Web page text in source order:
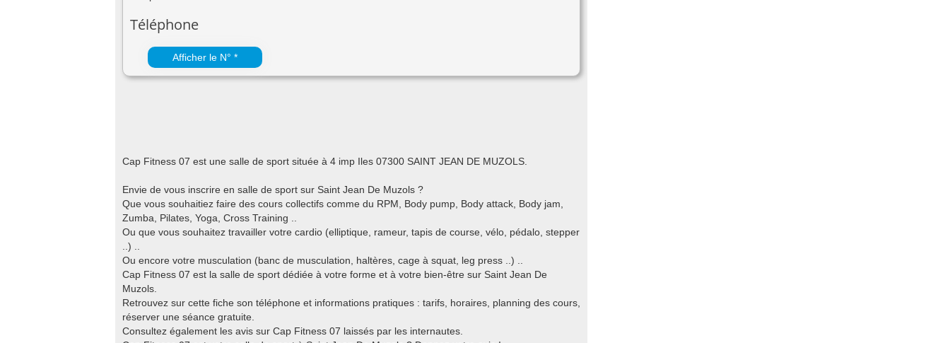
Téléphone
Afficher le N° *
Cap Fitness 07 est une salle de sport située à 4 imp Iles 07300 SAINT JEAN DE MUZOLS.
Envie de vous inscrire en salle de sport sur Saint Jean De Muzols ?
Que vous souhaitiez faire des cours collectifs comme du RPM, Body pump, Body attack, Body jam,
Zumba, Pilates, Yoga, Cross Training ..
Ou que vous souhaitez travailler votre cardio (elliptique, rameur, tapis de course, vélo, pédalo, stepper
..) ..
Ou encore votre musculation (banc de musculation, haltères, cage à squat, leg press ..) ..
Cap Fitness 07 est la salle de sport dédiée à votre forme et à votre bien-être sur Saint Jean De
Muzols.
Retrouvez sur cette fiche son téléphone et informations pratiques : tarifs, horaires, planning des cours,
réserver une séance gratuite.
Consultez également les avis sur Cap Fitness 07 laissés par les internautes.